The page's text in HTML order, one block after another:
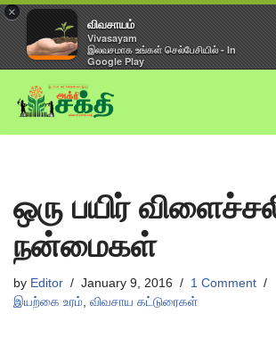
×
விவசாயம்
Vivasayam
இலவசமாக உங்கள் செல்பேசியில் - In
Google Play
Skip
to
ஒரு பயிர்
நன்மைகள்
by Editor January 9, 2016
1 Comment
இயற்கை உரம், விவசாய கட்டுரைகள்